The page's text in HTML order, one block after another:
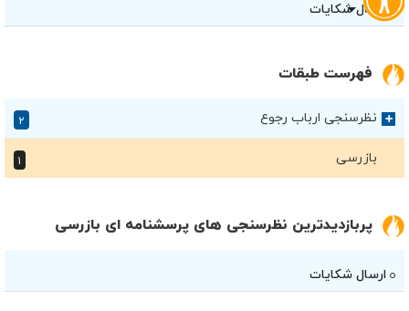
ارسال شکایات
فهرست طبقات
+ نظرسنجی ارباب رجوع ۲
بازرسی
پربازدیدترین نظرسنجی های پرسشنامه ای بازرسی
ارسال شکایات